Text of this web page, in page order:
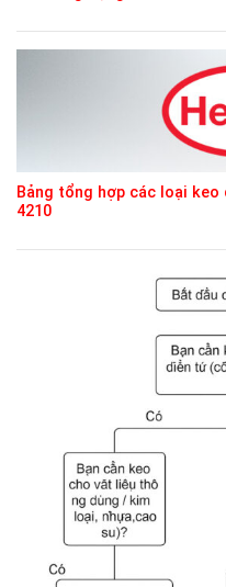
Bảng tổng hợp các loại keo
4210